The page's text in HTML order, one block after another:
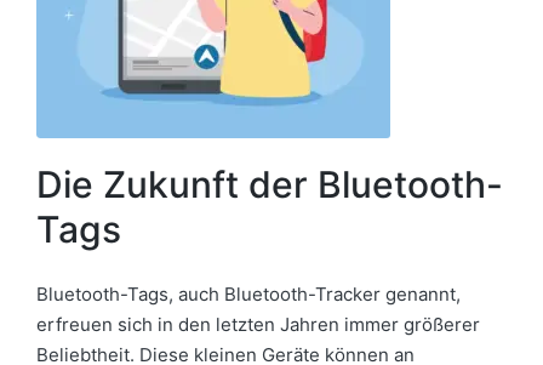
Die Zukunft der Bluetooth-
Tags
Bluetooth-Tags, auch Bluetooth-Tracker genannt,
erfreuen sich in den letzten Jahren immer größerer
Beliebtheit. Diese kleinen Geräte können an